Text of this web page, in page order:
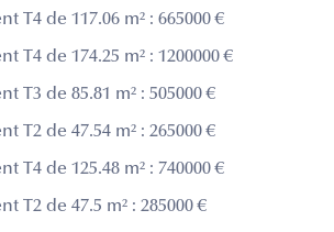
T4 de 117.06 m² : 665000 €
T4 de 174.25 m² : 1200000 €
T3 de 85.81 m² : 505000 €
T2 de 47.54 m² : 265000 €
T4 de 125.48 m² : 740000 €
T2 de 47.5 m² : 285000 €